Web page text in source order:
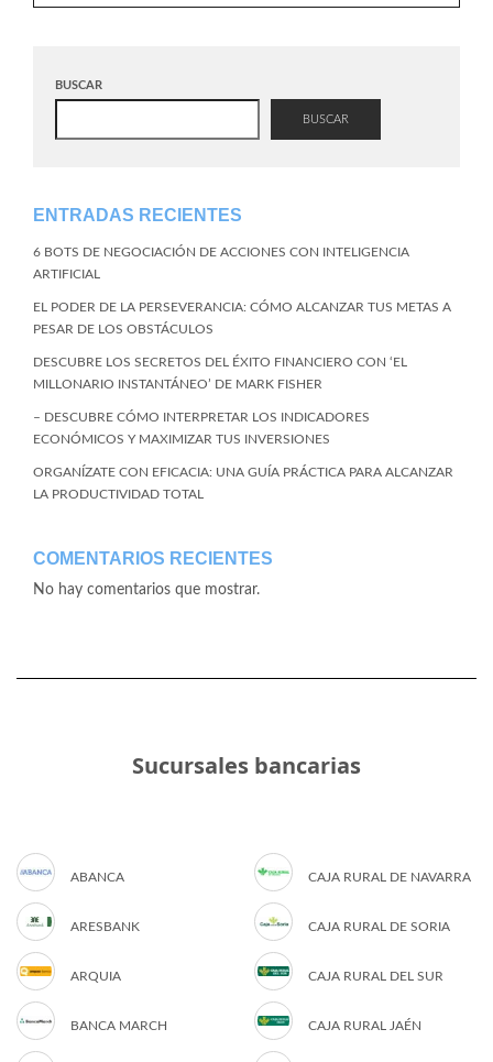
BUSCAR
BUSCAR
ENTRADAS RECIENTES
6 BOTS DE NEGOCIACIÓN DE ACCIONES CON INTELIGENCIA
ARTIFICIAL
EL PODER DE LA PERSEVERANCIA: CÓMO ALCANZAR TUS METAS A
PESAR DE LOS OBSTÁCULOS
DESCUBRE LOS SECRETOS DEL ÉXITO FINANCIERO CON ‘EL
MILLONARIO INSTANTÁNEO’ DE MARK FISHER
– DESCUBRE CÓMO INTERPRETAR LOS INDICADORES
ECONÓMICOS Y MAXIMIZAR TUS INVERSIONES
ORGANÍZATE CON EFICACIA: UNA GUÍA PRÁCTICA PARA ALCANZAR
LA PRODUCTIVIDAD TOTAL
COMENTARIOS RECIENTES
No hay comentarios que mostrar.
Sucursales bancarias
ABANCA
ARESBANK
ARQUIA
BANCA MARCH
CAJA RURAL DE NAVARRA
CAJA RURAL DE SORIA
CAJA RURAL DEL SUR
CAJA RURAL JAÉN